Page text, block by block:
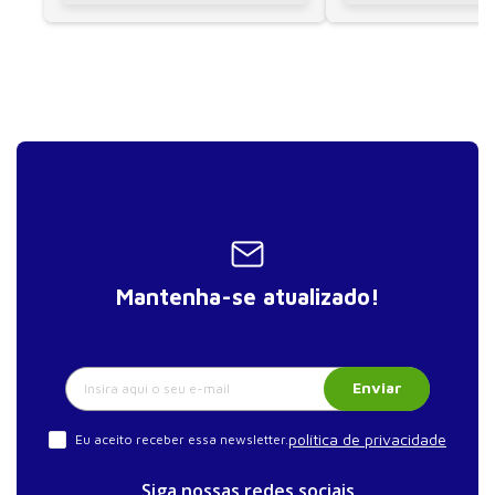
Mantenha-se atualizado!
Enviar
Eu aceito receber essa newsletter. política de privacidade
Siga nossas redes sociais